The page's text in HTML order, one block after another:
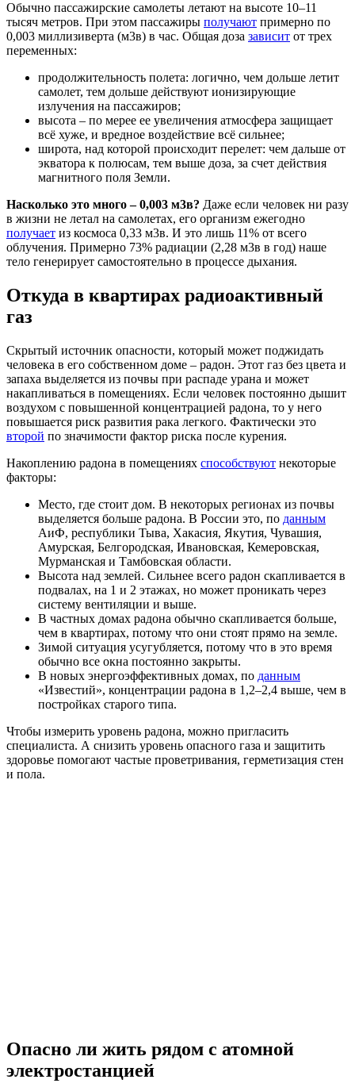
Обычно пассажирские самолеты летают на высоте 10–11
тысяч метров. При этом пассажиры получают примерно по
0,003 миллизиверта (м3в) в час. Общая доза зависит от трех
переменных:
продолжительность полета: логично, чем дольше летит
самолет, тем дольше действуют ионизирующие
излучения на пассажиров;
высота – по мерее ее увеличения атмосфера защищает
всё хуже, и вредное воздействие всё сильнее;
широта, над которой происходит перелет: чем дальше от
экватора к полюсам, тем выше доза, за счет действия
магнитного поля Земли.
Насколько это много – 0,003 м3в? Даже если человек ни разу
в жизни не летал на самолетах, его организм ежегодно
получает из космоса 0,33 м3в. И это лишь 11% от всего
облучения. Примерно 73% радиации (2,28 м3в в год) наше
тело генерирует самостоятельно в процессе дыхания.
Откуда в квартирах радиоактивный
газ
Скрытый источник опасности, который может поджидать
человека в его собственном доме – радон. Этот газ без цвета и
запаха выделяется из почвы при распаде урана и может
накапливаться в помещениях. Если человек постоянно дышит
воздухом с повышенной концентрацией радона, то у него
повышается риск развития рака легкого. Фактически это
второй по значимости фактор риска после курения.
Накоплению радона в помещениях способствуют некоторые
факторы:
Место, где стоит дом. В некоторых регионах из почвы
выделяется больше радона. В России это, по данным
АиФ, республики Тыва, Хакасия, Якутия, Чувашия,
Амурская, Белгородская, Ивановская, Кемеровская,
Мурманская и Тамбовская области.
Высота над землей. Сильнее всего радон скапливается в
подвалах, на 1 и 2 этажах, но может проникать через
систему вентиляции и выше.
В частных домах радона обычно скапливается больше,
чем в квартирах, потому что они стоят прямо на земле.
Зимой ситуация усугубляется, потому что в это время
обычно все окна постоянно закрыты.
В новых энергоэффективных домах, по данным
«Известий», концентрации радона в 1,2–2,4 выше, чем в
постройках старого типа.
Чтобы измерить уровень радона, можно пригласить
специалиста. А снизить уровень опасного газа и защитить
здоровье помогают частые проветривания, герметизация стен
и пола.
Опасно ли жить рядом с атомной
электростанцией